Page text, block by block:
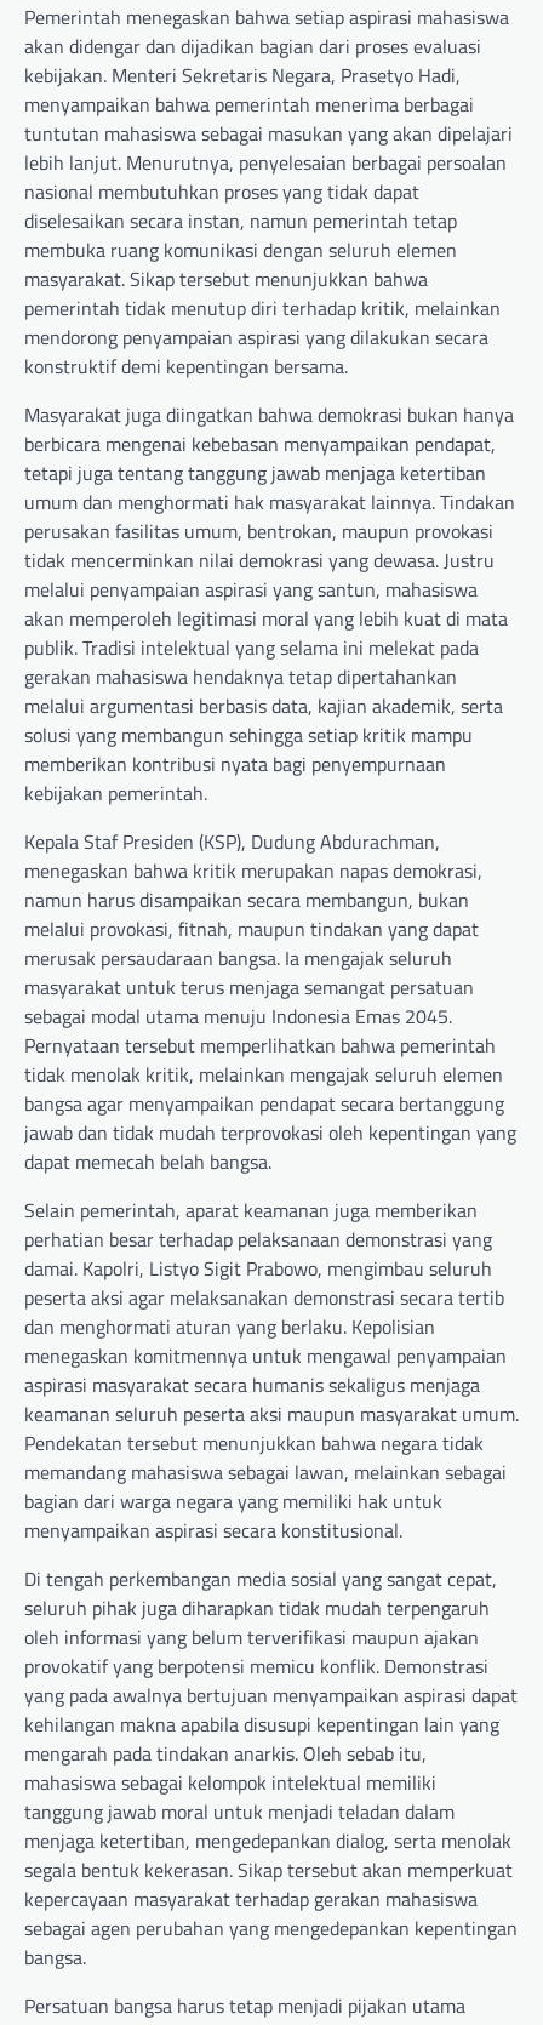
Pemerintah menegaskan bahwa setiap aspirasi mahasiswa
akan didengar dan dijadikan bagian dari proses evaluasi
kebijakan. Menteri Sekretaris Negara, Prasetyo Hadi,
menyampaikan bahwa pemerintah menerima berbagai
tuntutan mahasiswa sebagai masukan yang akan dipelajari
lebih lanjut. Menurutnya, penyelesaian berbagai persoalan
nasional membutuhkan proses yang tidak dapat
diselesaikan secara instan, namun pemerintah tetap
membuka ruang komunikasi dengan seluruh elemen
masyarakat. Sikap tersebut menunjukkan bahwa
pemerintah tidak menutup diri terhadap kritik, melainkan
mendorong penyampaian aspirasi yang dilakukan secara
konstruktif demi kepentingan bersama.
Masyarakat juga diingatkan bahwa demokrasi bukan hanya
berbicara mengenai kebebasan menyampaikan pendapat,
tetapi juga tentang tanggung jawab menjaga ketertiban
umum dan menghormati hak masyarakat lainnya. Tindakan
perusakan fasilitas umum, bentrokan, maupun provokasi
tidak mencerminkan nilai demokrasi yang dewasa. Justru
melalui penyampaian aspirasi yang santun, mahasiswa
akan memperoleh legitimasi moral yang lebih kuat di mata
publik. Tradisi intelektual yang selama ini melekat pada
gerakan mahasiswa hendaknya tetap dipertahankan
melalui argumentasi berbasis data, kajian akademik, serta
solusi yang membangun sehingga setiap kritik mampu
memberikan kontribusi nyata bagi penyempurnaan
kebijakan pemerintah.
Kepala Staf Presiden (KSP), Dudung Abdurachman,
menegaskan bahwa kritik merupakan napas demokrasi,
namun harus disampaikan secara membangun, bukan
melalui provokasi, fitnah, maupun tindakan yang dapat
merusak persaudaraan bangsa. Ia mengajak seluruh
masyarakat untuk terus menjaga semangat persatuan
sebagai modal utama menuju Indonesia Emas 2045.
Pernyataan tersebut memperlihatkan bahwa pemerintah
tidak menolak kritik, melainkan mengajak seluruh elemen
bangsa agar menyampaikan pendapat secara bertanggung
jawab dan tidak mudah terprovokasi oleh kepentingan yang
dapat memecah belah bangsa.
Selain pemerintah, aparat keamanan juga memberikan
perhatian besar terhadap pelaksanaan demonstrasi yang
damai. Kapolri, Listyo Sigit Prabowo, mengimbau seluruh
peserta aksi agar melaksanakan demonstrasi secara tertib
dan menghormati aturan yang berlaku. Kepolisian
menegaskan komitmennya untuk mengawal penyampaian
aspirasi masyarakat secara humanis sekaligus menjaga
keamanan seluruh peserta aksi maupun masyarakat umum.
Pendekatan tersebut menunjukkan bahwa negara tidak
memandang mahasiswa sebagai lawan, melainkan sebagai
bagian dari warga negara yang memiliki hak untuk
menyampaikan aspirasi secara konstitusional.
Di tengah perkembangan media sosial yang sangat cepat,
seluruh pihak juga diharapkan tidak mudah terpengaruh
oleh informasi yang belum terverifikasi maupun ajakan
provokatif yang berpotensi memicu konflik. Demonstrasi
yang pada awalnya bertujuan menyampaikan aspirasi dapat
kehilangan makna apabila disusupi kepentingan lain yang
mengarah pada tindakan anarkis. Oleh sebab itu,
mahasiswa sebagai kelompok intelektual memiliki
tanggung jawab moral untuk menjadi teladan dalam
menjaga ketertiban, mengedepankan dialog, serta menolak
segala bentuk kekerasan. Sikap tersebut akan memperkuat
kepercayaan masyarakat terhadap gerakan mahasiswa
sebagai agen perubahan yang mengedepankan kepentingan
bangsa.
Persatuan bangsa harus tetap menjadi pijakan utama